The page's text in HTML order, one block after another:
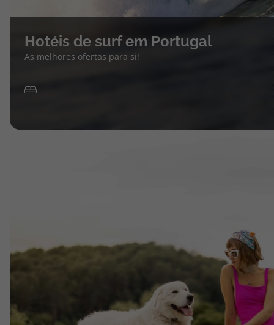
Hotéis de surf em Portugal
As melhores ofertas para si!